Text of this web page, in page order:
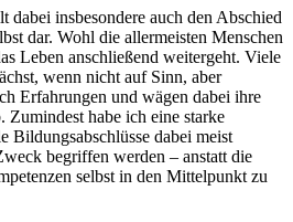
dabei insbesondere auch den Abschied
dar. Wohl die allermeisten Menschen
Leben anschließend weitergeht. Viele
wenn nicht auf Sinn, aber
Erfahrungen und wägen dabei ihre
habe ich eine starke
Bildungsabschlüsse dabei meist
begriffen werden – anstatt die
selbst in den Mittelpunkt zu